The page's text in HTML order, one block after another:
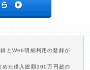
とWeb明細利用の登録が
めた借入総額100万円超の